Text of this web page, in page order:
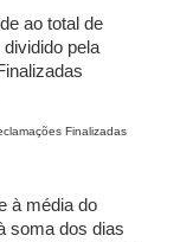
ao total de
pela
Finalizadas
à média do
soma dos dias